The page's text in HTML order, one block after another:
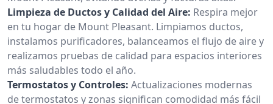
Limpieza de Ductos y Calidad del Aire: Respira mejor
en tu hogar de Mount Pleasant. Limpiamos ductos,
instalamos purificadores, balanceamos el flujo de aire y
realizamos pruebas de calidad para espacios interiores
más saludables todo el año.
Termostatos y Controles: Actualizaciones modernas
de termostatos y zonas significan comodidad más fácil